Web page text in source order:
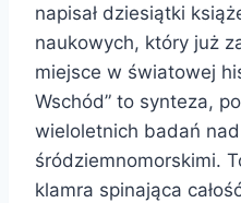
napisał dziesiątki
naukowych, który już
miejsce w światowej
Wschód” to synteza,
wieloletnich badań
śródziemnomorskimi.
klamra spinająca